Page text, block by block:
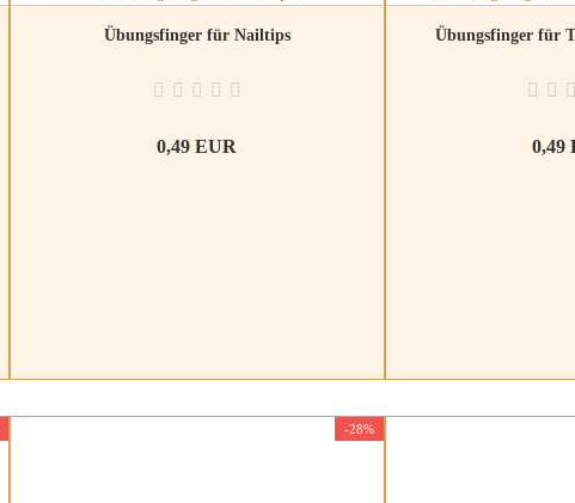
Übungsfinger für Nailtips
0,49 EUR
Übungsfinger für
0,49
-28%